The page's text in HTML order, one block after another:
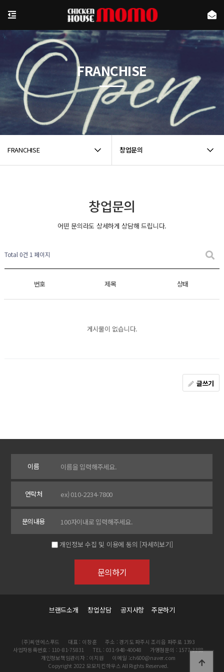
FRANCHISE 창업문의
FRANCHISE
창업문의
어떤 문의라도 상세하게 상담해 드립니다.
Total 0건 1 페이지
번호 제목 상태
게시물이 없습니다.
글쓰기
이름
연락처
문의내용
개인정보 수집 및 이용에 동의 [자세히보기]
브랜드소개 창업상담 공지사항 주문하기
(주)씨앤에스푸드 대표 : 이창훈
주소 : 경기도 파주시 조리읍 파주로 1393
사업자등록번호 : 110-81-75831
TEL : 031-948-40048
가맹점문의 : 1577-3358
개인정보책임관리자 : 이지원
이메일 :ch600@naver.com
Copyright 2022 모모치킨하우스 All Rights Reserved.